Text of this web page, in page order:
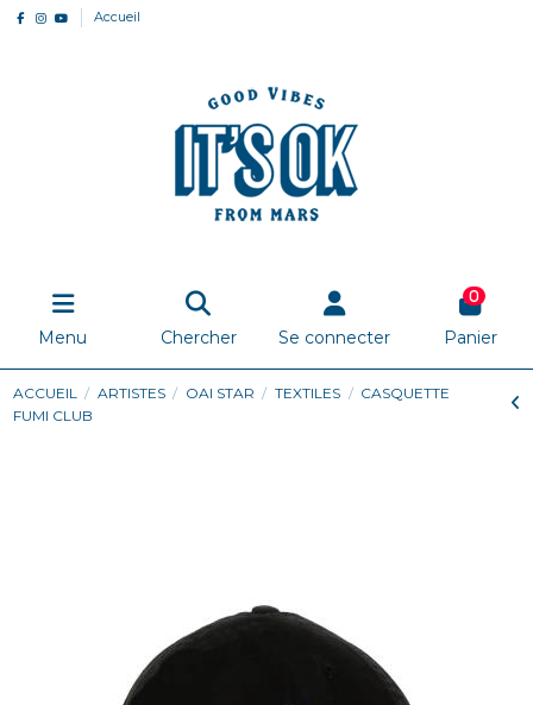
Accueil
Menu Chercher Se connecter
0
Panier
ACCUEIL ARTISTES OAI STAR TEXTILES
CASQUETTE
FUMI CLUB